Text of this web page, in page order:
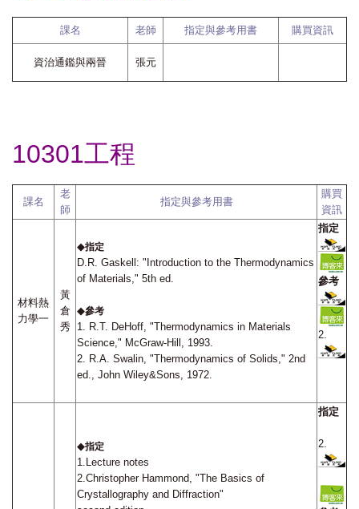
課名 老師 指定與參考用書 購買資訊
資治通鑑與兩晉 張元
10301工程
課名
老
師
指定與參考用書
購買
資訊
材料熱
力學一
黃
倉
秀
◆指定
D.R. Gaskell: "Introduction to the Thermodynamics
of Materials," 5th ed.
◆參考
1. R.T. DeHoff, "Thermodynamics in Materials
Science," McGraw-Hill, 1993.
2. R.A. Swalin, "Thermodynamics of Solids," 2nd
ed., John Wiley&Sons, 1972.
指定
參考
2.
◆指定
1.Lecture notes
2.Christopher Hammond, "The Basics of
Crystallography and Diffraction"
指定
2.